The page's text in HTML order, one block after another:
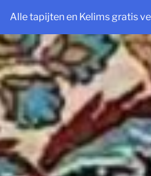
Alle tapijten en Kelims gratis
naar
de
inhoud